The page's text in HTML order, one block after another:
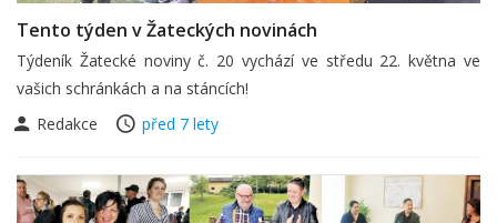
Tento týden v Žateckých novinách
Týdeník Žatecké noviny č. 20 vychází ve středu 22. května ve
vašich schránkách a na stáncích!
Redakce
před 7 lety